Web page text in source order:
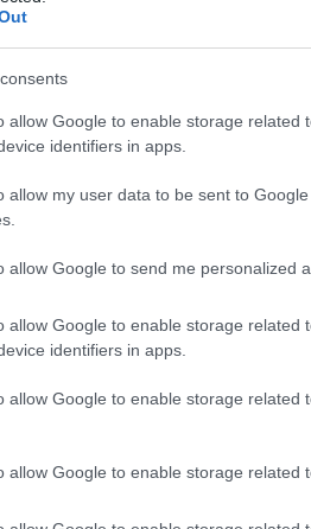
allow Google to enable storage related
identifiers in apps.
allow my user data to be sent to
allow Google to send me personalized
allow Google to enable storage related
identifiers in apps.
allow Google to enable storage related
allow Google to enable storage related
abroncsok, az utas- és a
így az esetleges
teljes képet biztosít,
jármű teljesen kiszolgálja
})();
a törölköző